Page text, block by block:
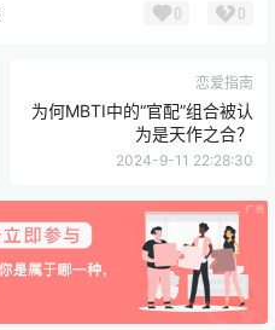
0 0
恋爱指南
为何MBTI中的“官配”组合被认
为是天作之合？
2024-9-11 22:28:30